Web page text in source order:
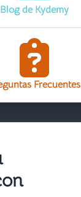
Blog de Kydemy
Frecuentes